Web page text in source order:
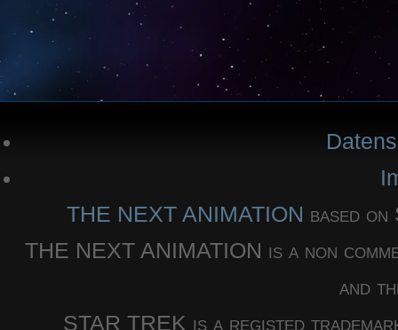
THE NEXT ANIMATION based
THE NEXT ANIMATION is a non
and
STAR TREK is a registed